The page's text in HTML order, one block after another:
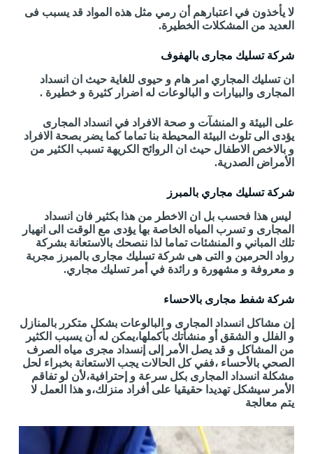
لا يأخذون في اعتبارهم أن رمي مثل هذه المواد قد يسبب فى
العديد من المشكلات الخطيرة.
شركة تسليك مجارى بالهفوف
ان تسليك المجاري امر هام و حيوى للغاية حيث ان انسداد
المجارى والبيارات و البالوعات له اضرار كثيرة و خطيرة .
على البيئة و المنشآت و صحة الافراد في انسداد المجارى
يؤدى الى تلوث البيئة المحيطة بنا تماما كما يضر بصحة الافراد
و بالاخص الاطفال حيث ان الروائح الكريهة تسبب الكثير من
الأمراض الصدرية.
شركة تسليك مجاري بالمبرز
ليس هذا فحسب بل ان الاخطر من هذا بكثير فان انسداد
المجارى و تسرب المياه الخاصة بها يؤدى مع الوقت الى انهيار
تلك المباني و المنشئات تماما لذا ننصحك بالاستعانة بشركة
رواد الحرمين و التى هى شركة تسليك مجارى بالمبرز مجربة
و معروفة و مشهورة و رائدة في أمر تسليك مجاري.
شركة شفط مجارى بالاحساء
إن مشاكل انسداد المجارى و البالوعات بشكل متكرر بالمنازل
و الفلل و الشقق أو منشأتك بأكملها،يمكن له أن يسبب الكثير
من المشاكل و قد يصل الأمر إلى إنسداد مجرى مياه الصرف
الصحي بالأحساء ،ففي كل الحالات يجب الاستعانة بخبراء لحل
مشكلة انسداد المجارى بكل سرعة و إحترافية،لأن لو تفاقم
الأمر سيشكل تهديدا حقيقيا على أفراد منزلك،و هذا العمل لا
يتم معالجة